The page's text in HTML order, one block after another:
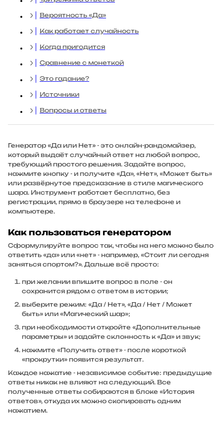
Вероятность «Да»
Как работает случайность
Когда пригодится
Сравнение с монеткой
Это гадание?
Источники
Вопросы и ответы
Генератор «Да или Нет» - это онлайн-рандомайзер,
который выдаёт случайный ответ на любой вопрос,
требующий простого решения. Задайте вопрос,
нажмите кнопку - и получите «Да», «Нет», «Может быть»
или развёрнутое предсказание в стиле магического
шара. Инструмент работает бесплатно, без
регистрации, прямо в браузере на телефоне и
компьютере.
Как пользоваться генератором
Сформулируйте вопрос так, чтобы на него можно было
ответить «да» или «нет» - например, «Стоит ли сегодня
заняться спортом?». Дальше всё просто:
при желании впишите вопрос в поле - он
сохранится рядом с ответом в истории;
выберите режим: «Да / Нет», «Да / Нет / Может
быть» или «Магический шар»;
при необходимости откройте «Дополнительные
параметры» и задайте склонность к «Да» и звук;
нажмите «Получить ответ» - после короткой
«прокрутки» появится результат.
Каждое нажатие - независимое событие: предыдущие
ответы никак не влияют на следующий. Все
полученные ответы собираются в блоке «История
ответов», откуда их можно скопировать одним
нажатием.